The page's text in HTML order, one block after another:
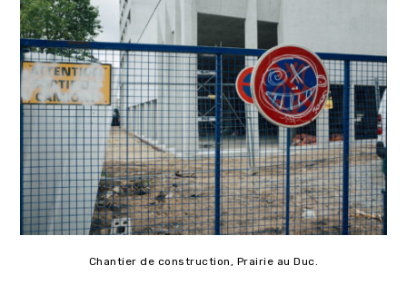
Chantier de construction, Prairie au Duc.